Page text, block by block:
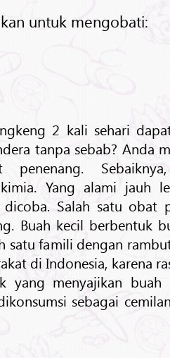
untuk mengobati:
2 kali sehari
tanpa sebab? Anda
penenang.
Yang alami jauh
Salah satu obat
Buah kecil berbentuk
satu famili dengan
di Indonesia, karena
yang menyajikan
sebagai